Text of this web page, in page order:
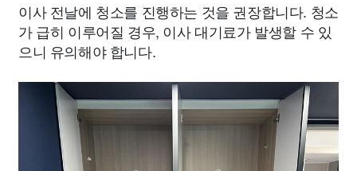
이사 전날에 청소를 진행하는 것을 권장합니다. 청소
가 급히 이루어질 경우, 이사 대기료가 발생할 수 있
으니 유의해야 합니다.